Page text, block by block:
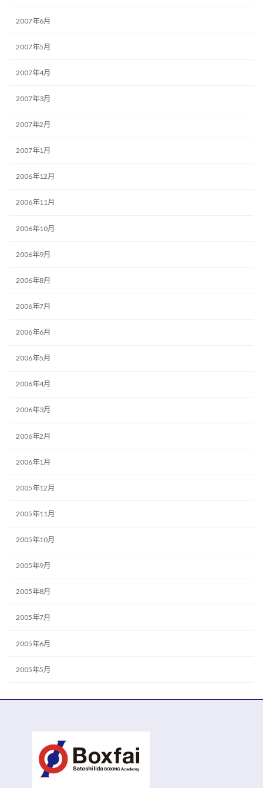
2007年6月
2007年5月
2007年4月
2007年3月
2007年2月
2007年1月
2006年12月
2006年11月
2006年10月
2006年9月
2006年8月
2006年7月
2006年6月
2006年5月
2006年4月
2006年3月
2006年2月
2006年1月
2005年12月
2005年11月
2005年10月
2005年9月
2005年8月
2005年7月
2005年6月
2005年5月